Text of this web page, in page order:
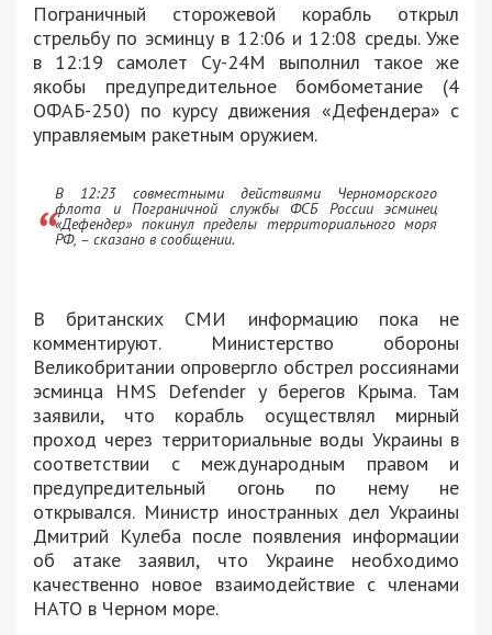
Пограничный сторожевой корабль открыл
стрельбу по эсминцу в 12:06 и 12:08 среды. Уже
в 12:19 самолет Су-24М выполнил такое же
якобы предупредительное бомбометание (4
ОФАБ-250) по курсу движения «Дефендера» с
управляемым ракетным оружием.
В 12:23 совместными действиями Черноморского
флота и Пограничной службы ФСБ России эсминец
«Дефендер» покинул пределы территориального моря
РФ, – сказано в сообщении.
В британских СМИ информацию пока не
комментируют. Министерство обороны
Великобритании опровергло обстрел россиянами
эсминца HMS Defender у берегов Крыма. Там
заявили, что корабль осуществлял мирный
проход через территориальные воды Украины в
соответствии с международным правом и
предупредительный огонь по нему не
открывался. Министр иностранных дел Украины
Дмитрий Кулеба после появления информации
об атаке заявил, что Украине необходимо
качественно новое взаимодействие с членами
НАТО в Черном море.